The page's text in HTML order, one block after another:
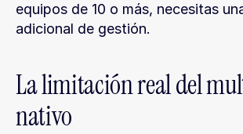
equipos de 10 o más, necesitas
adicional de gestión.
La limitación real del
nativo